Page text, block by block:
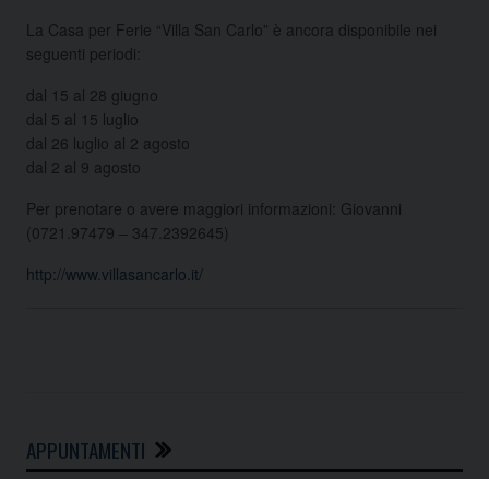
La Casa per Ferie “Villa San Carlo” è ancora disponibile nei
seguenti periodi:
dal 15 al 28 giugno
dal 5 al 15 luglio
dal 26 luglio al 2 agosto
dal 2 al 9 agosto
Per prenotare o avere maggiori informazioni: Giovanni
(0721.97479 – 347.2392645)
http://www.villasancarlo.it/
APPUNTAMENTI